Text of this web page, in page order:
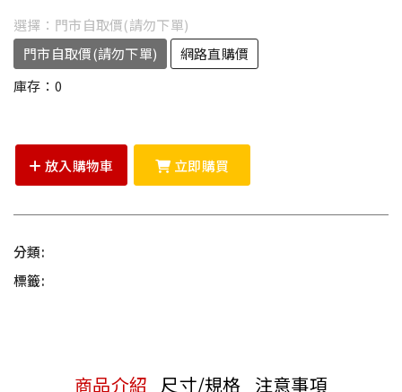
選擇： 門市自取價(請勿下單)
門市自取價(請勿下單)
網路直購價
庫存： 0
放入購物車 立即購買
分類:
標籤:
商品介紹 尺寸/規格 注意事項